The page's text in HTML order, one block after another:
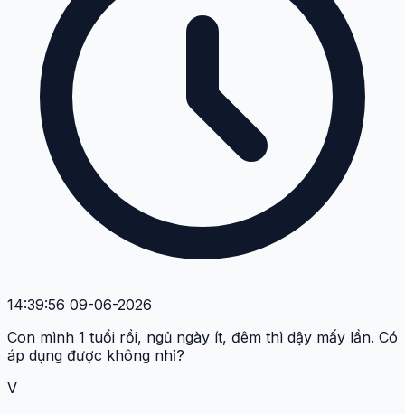
14:39:56 09-06-2026
Con mình 1 tuổi rồi, ngủ ngày ít, đêm thì dậy mấy lần. Có
áp dụng được không nhỉ?
V